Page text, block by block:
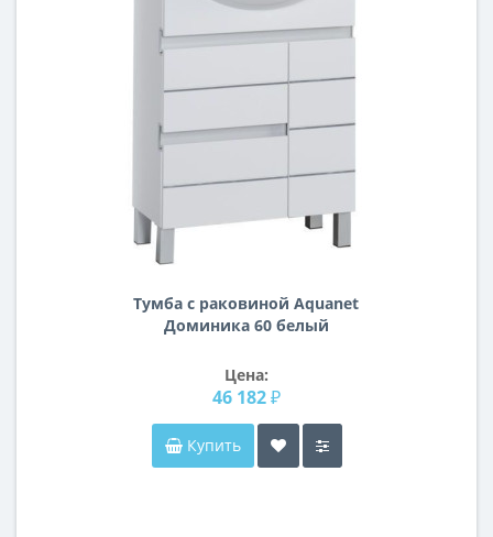
Тумба с раковиной Aquanet
Доминика 60 белый
Цена:
46 182 ₽
Купить